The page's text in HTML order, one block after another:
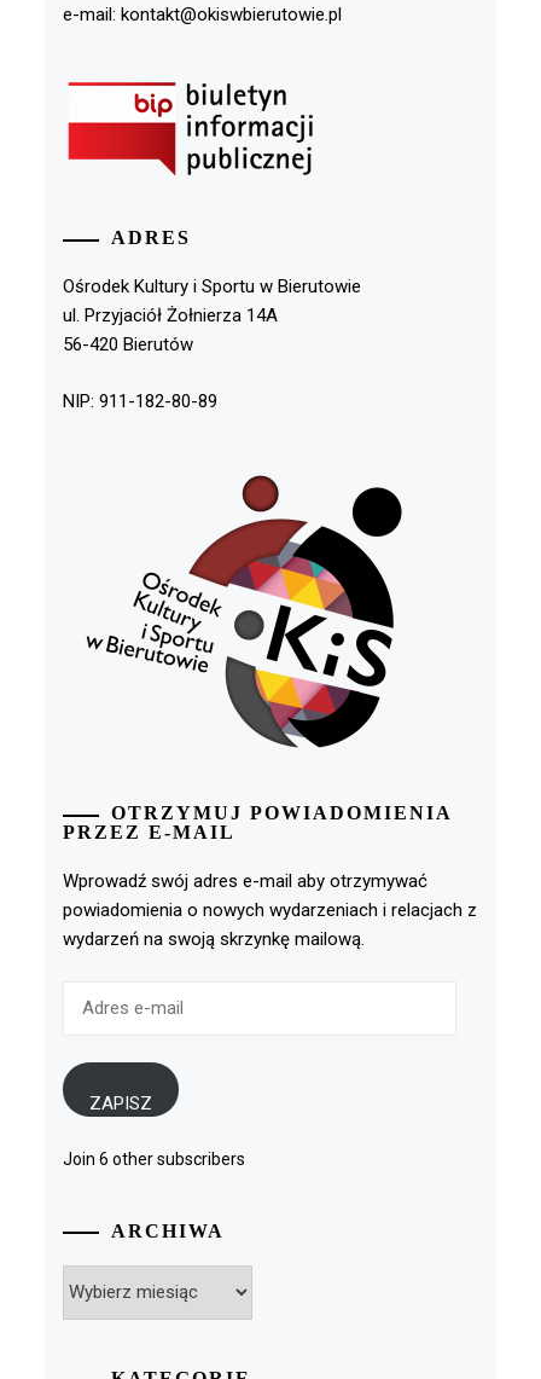
e-mail: kontakt@okiswbierutowie.pl
ADRES
Ośrodek Kultury i Sportu w Bierutowie
ul. Przyjaciół Żołnierza 14A
56-420 Bierutów
NIP: 911-182-80-89
OTRZYMUJ POWIADOMIENIA
PRZEZ E-MAIL
Wprowadź swój adres e-mail aby otrzymywać
powiadomienia o nowych wydarzeniach i relacjach z
wydarzeń na swoją skrzynkę mailową.
ZAPISZ
Join 6 other subscribers
ARCHIWA